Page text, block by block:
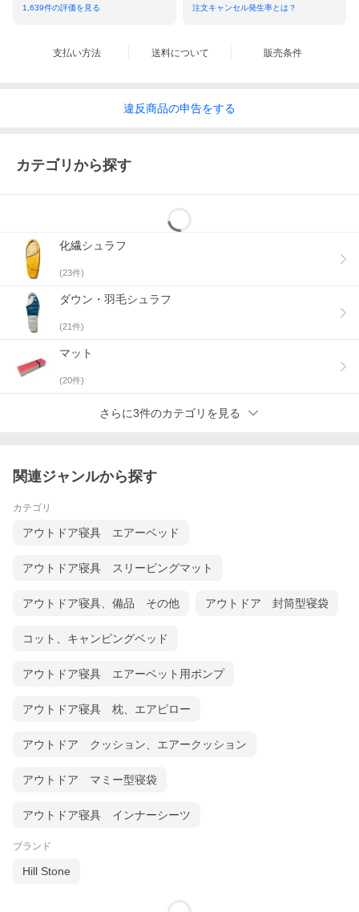
1,639件の評価を見る 注文キャンセル発生率とは？
支払い方法 送料について 販売条件
違反商品の申告をする
カテゴリから探す
化繊シュラフ
(23件)
ダウン・羽毛シュラフ
(21件)
マット
(20件)
さらに3件のカテゴリを見る
関連ジャンルから探す
カテゴリ
アウトドア寝具 エアーベッド
アウトドア寝具 スリーピングマット
アウトドア寝具、備品 その他 アウトドア 封筒型寝袋
コット、キャンピングベッド
アウトドア寝具 エアーベット用ポンプ
アウトドア寝具 枕、エアピロー
アウトドア クッション、エアークッション
アウトドア マミー型寝袋
アウトドア寝具 インナーシーツ
ブランド
Hill Stone